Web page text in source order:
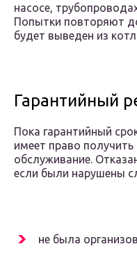
насосе,
Попытки повторяют
будет выведен из
Гарантийный
Пока гарантийный
имеет право
обслуживание.
если были нарушены
не была